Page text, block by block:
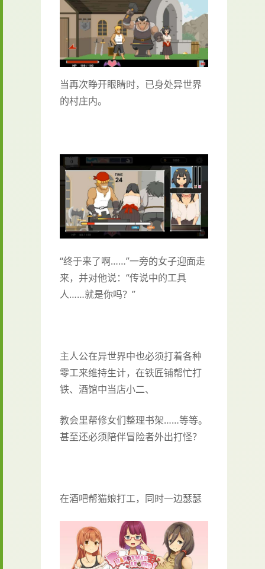
当再次睁开眼睛时，已身处异世界
的村庄内。
“终于来了啊……”一旁的女子迎面走
来，并对他说：“传说中的工具
人……就是你吗？”
主人公在异世界中也必须打着各种
零工来维持生计，在铁匠铺帮忙打
铁、酒馆中当店小二、
教会里帮修女们整理书架……等等。
甚至还必须陪伴冒险者外出打怪？
在酒吧帮猫娘打工，同时一边瑟瑟